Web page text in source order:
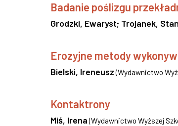
Badanie poślizgu
Grodzki, Ewaryst; Trojanek,
Erozyjne metody
Bielski, Ireneusz (Wydawnictwo
Kontaktrony
Miś, Irena (Wydawnictwo Wyższej